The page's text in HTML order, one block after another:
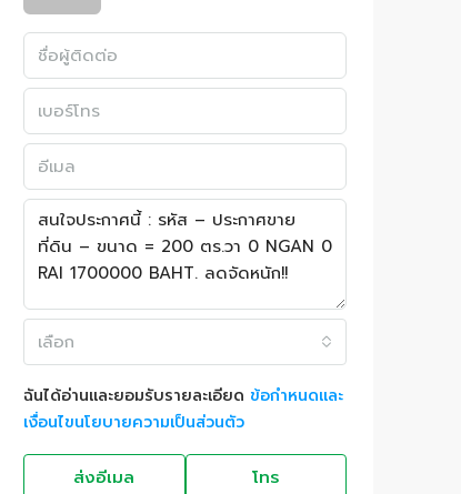
เลือก
ฉันได้อ่านและยอมรับรายละเอียด ข้อกำหนดและ
เงื่อนไขนโยบายความเป็นส่วนตัว
ส่งอีเมล โทร